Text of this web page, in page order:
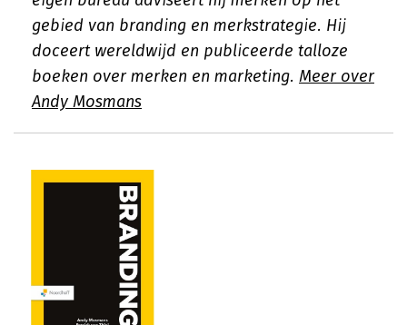
gebied van branding en merkstrategie. Hij
doceert wereldwijd en publiceerde talloze
boeken over merken en marketing. Meer over
Andy Mosmans